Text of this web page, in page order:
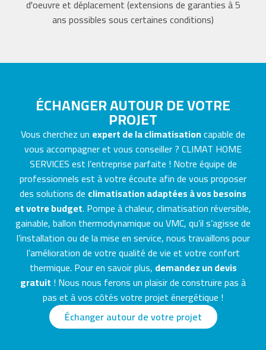
d'oeuvre et déplacement (extensions de garanties à 5
ans possibles sous certaines conditions)
ÉCHANGER AUTOUR DE VOTRE
PROJET
Vous cherchez un expert de la climatisationcapable de
vous accompagner et vous conseiller ? CLIMAT HOME
SERVICES est l’entreprise parfaite ! Notre équipe de
professionnels est à votre écoute afin de vous proposer
des solutions de climatisation adaptées à vos besoins
et votre budget. Pompe à chaleur, climatisation réversible,
gainable, ballon thermodynamique ou VMC, qu’il s’agisse de
l’installation ou de la mise en service, nous travaillons pour
l’amélioration de votre qualité de vie et votre confort
thermique. Pour en savoir plus, demandez un devis
gratuit ! Nous nous ferons un plaisir de construire pas à
pas et à vos côtés votre projet énergétique !
Échanger autour de votre projet